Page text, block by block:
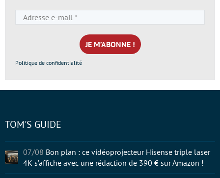
e-
mail
*
Politique de confidentialité
TOM'S GUIDE
07/08 Bon plan : ce vidéoprojecteur Hisense triple laser
4K s’affiche avec une rédaction de 390 € sur Amazon !